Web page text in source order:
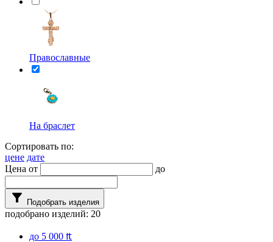
Православные
На браслет
Сортировать по:
цене дате
Цена от
до
filter_alt Подобрать изделия
подобрано изделий: 20
до 5 000 ₶